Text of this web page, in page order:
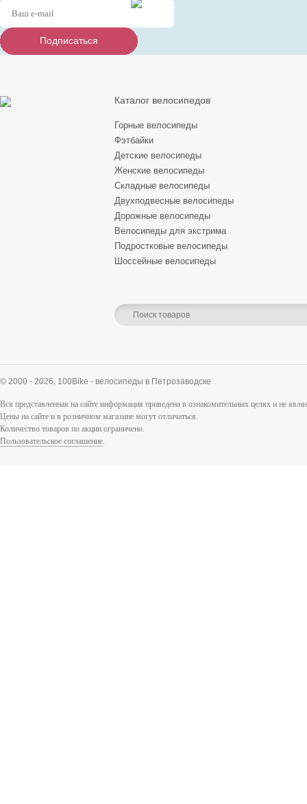
Подписаться
Подписаться
Подписаться
Каталог велосипедов
Горные велосипеды
Фэтбайки
Детские велосипеды
Женские велосипеды
Складные велосипеды
Двухподвесные велосипеды
Дорожные велосипеды
Велосипеды для экстрима
Подростковые велосипеды
Шоссейные велосипеды
© 2000 - 2026, 100Bike - велосипеды в Петрозаводске
Вся представленная на сайте информация приведена в ознакомительных целях и не
Цены на сайте и в розничном магазине могут отличаться.
Количество товаров по акции ограничено.
Пользовательское соглашение.